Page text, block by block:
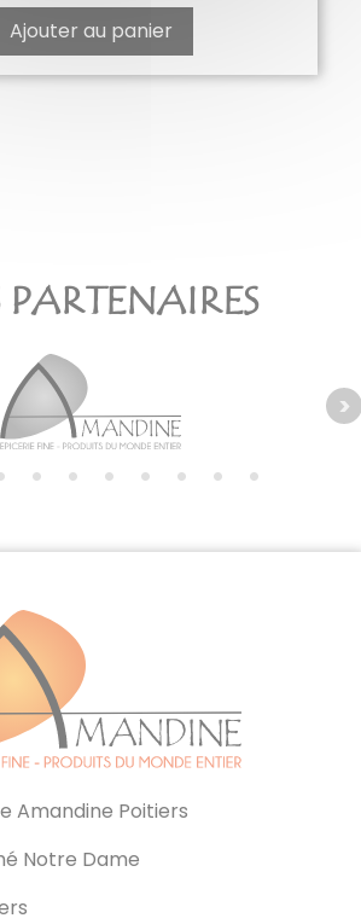
Ajouter au panier
PARTENAIRES
Amandine Poitiers
Notre Dame